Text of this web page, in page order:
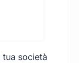
tua società